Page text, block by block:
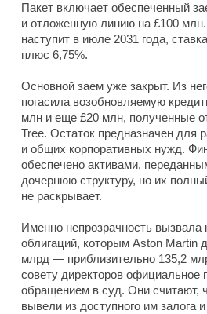
Пакет включает обеспеченный
и отложенную линию на £100
наступит в июле 2031 года,
плюс 6,75%.
Основной заем уже закрыт. Из
погасила возобновляемую
млн и еще £20 млн, полученные
Tree. Остаток предназначен для
и общих корпоративных нужд.
обеспечено активами,
дочернюю структуру, но их
не раскрывает.
Именно непрозрачность вызвала
облигаций, которым Aston Martin
млрд — приблизительно 135,2
совету директоров официальное
обращением в суд. Они считают,
вывели из доступного им залога